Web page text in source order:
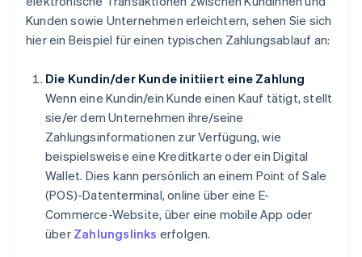
Kunden sowie Unternehmen erleichtern, sehen Sie sich
hier ein Beispiel für einen typischen Zahlungsablauf an:
Die Kundin/der Kunde initiiert eine Zahlung
Wenn eine Kundin/ein Kunde einen Kauf tätigt, stellt
sie/er dem Unternehmen ihre/seine
Zahlungsinformationen zur Verfügung, wie
beispielsweise eine Kreditkarte oder ein Digital
Wallet. Dies kann persönlich an einem Point of Sale
(POS)-Datenterminal, online über eine E-
Commerce-Website, über eine mobile App oder
über Zahlungslinks erfolgen.